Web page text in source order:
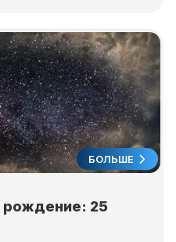
БОЛЬШЕ
рождение: 25